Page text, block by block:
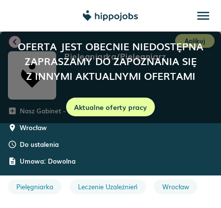
menu
OFERTA JEST OBECNIE NIEDOSTĘPNA
ZAPRASZAMY DO ZAPOZNANIA SIĘ
Z INNYMI AKTUALNYMI OFERTAMI
Aktualne oferty pracy
chevron_left Aplikuj
Pielęgniarka/Pielęgniarz
add_box Nasz Gabinet - leczenie uzależnień
room Wrocław
schedule Do ustalenia
description Umowa: Dowolna
Pielęgniarka Leczenie Uzależnień Wrocław